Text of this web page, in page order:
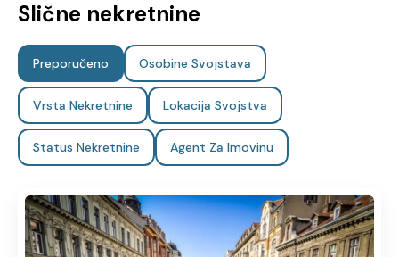
Slične nekretnine
Preporučeno Osobine Svojstava
Vrsta Nekretnine Lokacija Svojstva
Status Nekretnine Agent Za Imovinu